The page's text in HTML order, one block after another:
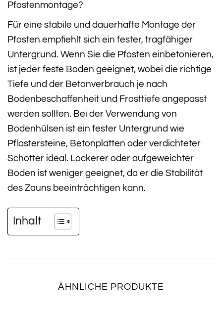
Pfostenmontage?
Für eine stabile und dauerhafte Montage der
Pfosten empfiehlt sich ein fester, tragfähiger
Untergrund. Wenn Sie die Pfosten einbetonieren,
ist jeder feste Boden geeignet, wobei die richtige
Tiefe und der Betonverbrauch je nach
Bodenbeschaffenheit und Frosttiefe angepasst
werden sollten. Bei der Verwendung von
Bodenhülsen ist ein fester Untergrund wie
Pflastersteine, Betonplatten oder verdichteter
Schotter ideal. Lockerer oder aufgeweichter
Boden ist weniger geeignet, da er die Stabilität
des Zauns beeinträchtigen kann.
Inhalt
ÄHNLICHE PRODUKTE